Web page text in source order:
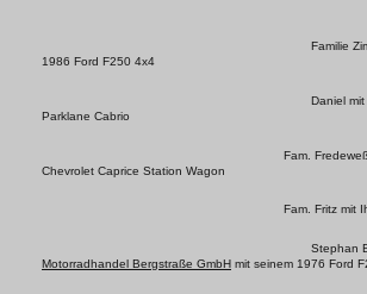
Familie
1986 Ford F250 4x4
Daniel mit
Parklane Cabrio
Fam.
Chevrolet Caprice Station Wagon
Fam. Fritz mit
Stephan
Motorradhandel Bergstraße GmbH mit seinem 1976 Ford